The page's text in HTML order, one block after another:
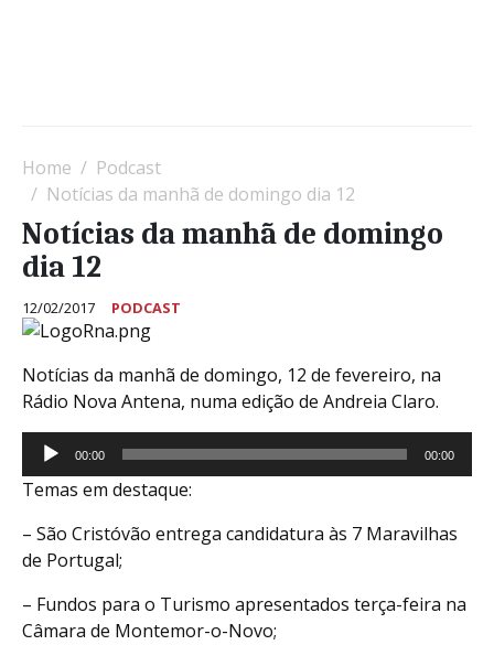
Home
Podcast
Notícias da manhã de domingo dia 12
Notícias da manhã de domingo
dia 12
12/02/2017 PODCAST
Notícias da manhã de domingo, 12 de fevereiro, na
Rádio Nova Antena, numa edição de Andreia Claro.
Reprodutor
de
áudio
00:00 00:00
Temas em destaque:
– São Cristóvão entrega candidatura às 7 Maravilhas
de Portugal;
– Fundos para o Turismo apresentados terça-feira na
Câmara de Montemor-o-Novo;